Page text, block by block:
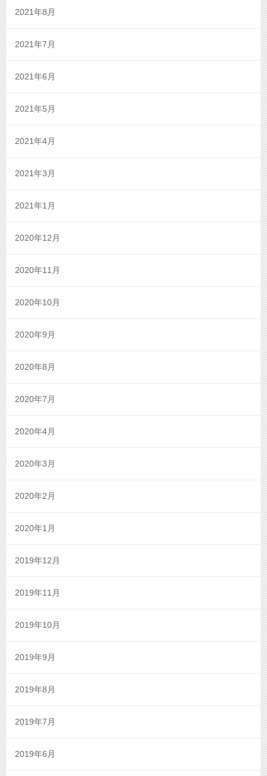
2021年8月
2021年7月
2021年6月
2021年5月
2021年4月
2021年3月
2021年1月
2020年12月
2020年11月
2020年10月
2020年9月
2020年8月
2020年7月
2020年4月
2020年3月
2020年2月
2020年1月
2019年12月
2019年11月
2019年10月
2019年9月
2019年8月
2019年7月
2019年6月